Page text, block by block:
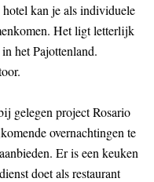
kan je als individuele
Het ligt letterlijk
het Pajottenland.
gelegen project Rosario
overnachtingen te
Er is een keuken
doet als restaurant